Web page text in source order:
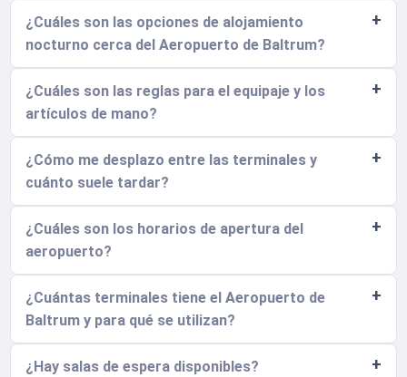
¿Cuáles son las opciones de alojamiento
nocturno cerca del Aeropuerto de Baltrum?
¿Cuáles son las reglas para el equipaje y los
artículos de mano?
¿Cómo me desplazo entre las terminales y
cuánto suele tardar?
¿Cuáles son los horarios de apertura del
aeropuerto?
¿Cuántas terminales tiene el Aeropuerto de
Baltrum y para qué se utilizan?
¿Hay salas de espera disponibles?